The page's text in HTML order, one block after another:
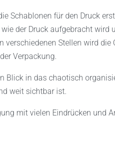
Schablonen für den Druck
der Druck aufgebracht wird
verschiedenen Stellen wird
Verpackung.
Blick in das chaotisch
weit sichtbar ist.
mit vielen Eindrücken und